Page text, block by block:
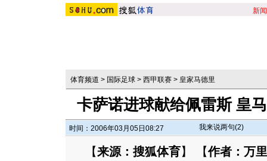
新闻
体育频道 > 国际足球 > 西甲联赛 > 皇家马德里
卡萨诺进球献给佩雷斯 皇
时间：2006年03月05日08:27 我来说两句(2)
【来源：搜狐体育】 【作者：万里